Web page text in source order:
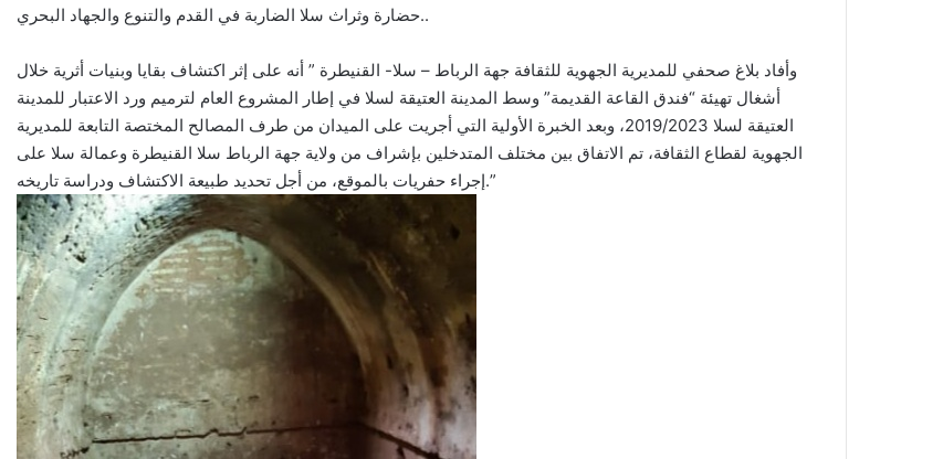
حضارة وثراث سلا الضاربة في القدم والتنوع والجهاد البحري..
وأفاد بلاغ صحفي للمديرية الجهوية للثقافة جهة الرباط – سلا- القنيطرة ” أنه على إثر اكتشاف بقايا وبنيات أثرية خلال
أشغال تهيئة “فندق القاعة القديمة” وسط المدينة العتيقة لسلا في إطار المشروع العام لترميم ورد الاعتبار للمدينة
العتيقة لسلا 2019/2023، وبعد الخبرة الأولية التي أجريت على الميدان من طرف المصالح المختصة التابعة للمديرية
الجهوية لقطاع الثقافة، تم الاتفاق بين مختلف المتدخلين بإشراف من ولاية جهة الرباط سلا القنيطرة وعمالة سلا على
إجراء حفريات بالموقع، من أجل تحديد طبيعة الاكتشاف ودراسة تاريخه.”